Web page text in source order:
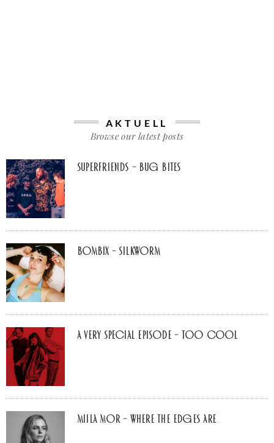
AKTUELL
Browse our latest posts
Superfriends – Bug Bites
Bombix – Silkworm
A Very Special Episode – Too Cool
Miila Mor – Where The Edges Are